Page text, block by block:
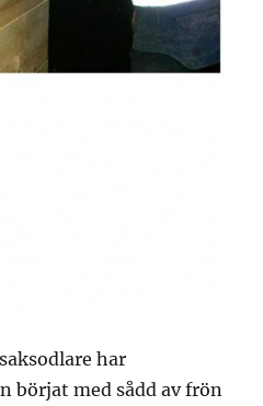
har
börjat med sådd av frön